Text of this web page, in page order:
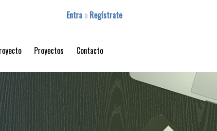
Entra o Regístrate
Proyectos Contacto